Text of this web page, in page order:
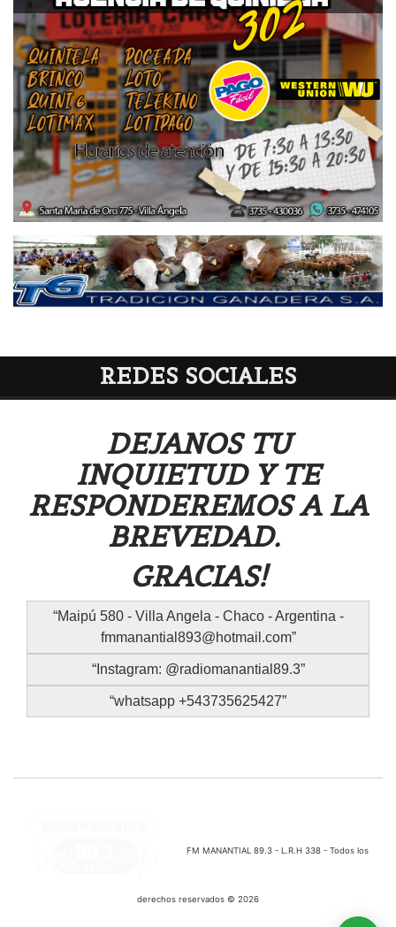
REDES SOCIALES
DEJANOS TU
INQUIETUD Y TE
RESPONDEREMOS A LA
BREVEDAD.
GRACIAS!
Maipú 580 - Villa Angela - Chaco - Argentina -
fmmanantial893@hotmail.com
Instagram: @radiomanantial89.3
whatsapp +543735625427
FM MANANTIAL 89.3 - L.R.H 338 - Todos los
derechos reservados © 2026